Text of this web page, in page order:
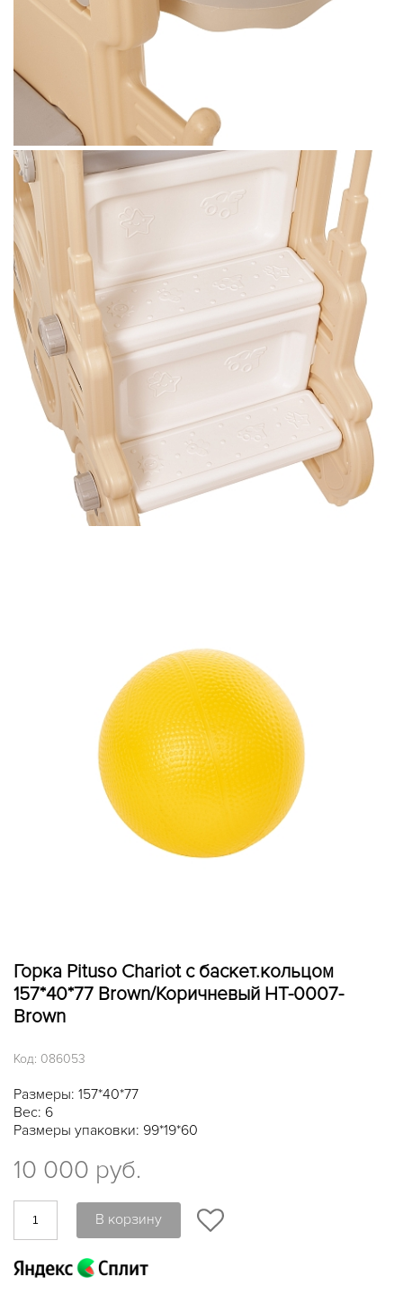
Горка Pituso Chariot с баскет.кольцом
157*40*77 Brown/Коричневый HT-0007-
Brown
Код: 086053
Размеры: 157*40*77
Вес: 6
Размеры упаковки: 99*19*60
10 000 руб.
В корзину